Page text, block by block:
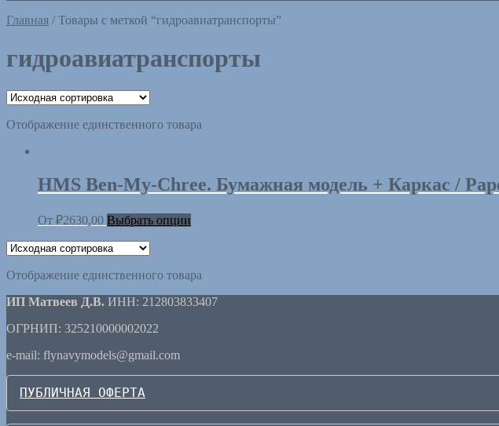
Главная /Товары с меткой “гидроавиатранспорты”
гидроавиатранспорты
Отображение единственного товара
HMS Ben-My-Chree. Бумажная модель + Каркас /
От ₽2630,00 Выбрать опции
Отображение единственного товара
ИП Матвеев Д.В. ИНН: 212803833407
ОГРНИП: 325210000002022
e-mail: flynavymodels@gmail.com
ПУБЛИЧНАЯ ОФЕРТА